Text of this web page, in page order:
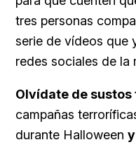
tres personas
serie de vídeos que
redes sociales de la
Olvídate de
campañas
durante Halloween